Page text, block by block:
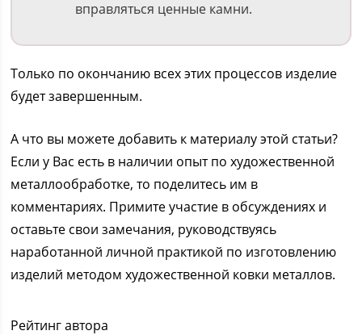
вправляться ценные камни.
Только по окончанию всех этих процессов изделие
будет завершенным.
А что вы можете добавить к материалу этой статьи?
Если у Вас есть в наличии опыт по художественной
металлообработке, то поделитесь им в
комментариях. Примите участие в обсуждениях и
оставьте свои замечания, руководствуясь
наработанной личной практикой по изготовлению
изделий методом художественной ковки металлов.
Рейтинг автора